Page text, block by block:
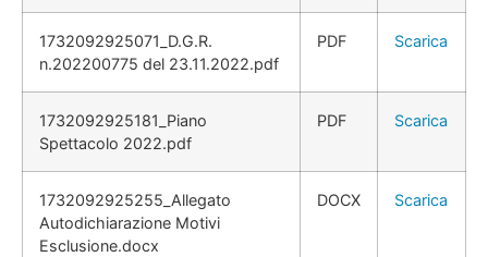
1732092925071_D.G.R.
n.202200775 del 23.11.2022.pdf
PDF Scarica
1732092925181_Piano
Spettacolo 2022.pdf
PDF Scarica
1732092925255_Allegato
Autodichiarazione Motivi
Esclusione.docx
DOCX Scarica